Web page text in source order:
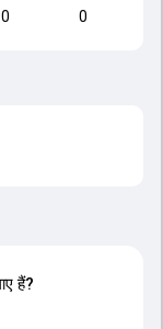
0 0
हैं?